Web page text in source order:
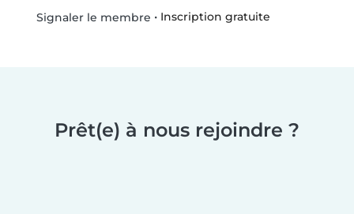
Signaler le membre • Inscription gratuite
Prêt(e) à nous rejoindre ?